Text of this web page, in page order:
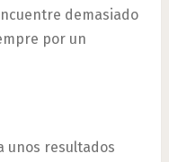
demasiado
por un
unos resultados